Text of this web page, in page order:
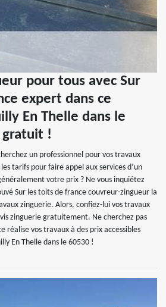
pour tous avec Sur
expert dans ce
En Thelle dans le
gratuit !
un professionnel pour vos travaux
tarifs pour faire appel aux services d’un
votre prix ? Ne vous inquiétez
Sur les toits de france couvreur-zingueur la
zinguerie. Alors, confiez-lui vos travaux
zinguerie gratuitement. Ne cherchez pas
réalise vos travaux à des prix accessibles
En Thelle dans le 60530 !